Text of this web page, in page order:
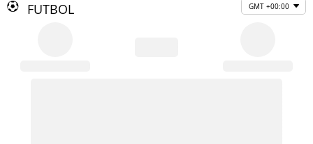
FUTBOL GMT +00:00